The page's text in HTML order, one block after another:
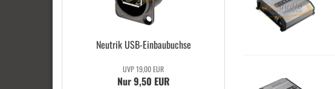
Neu­trik USB-​Einbaubuchse
UVP 19,00 EUR
Nur 9,50 EUR